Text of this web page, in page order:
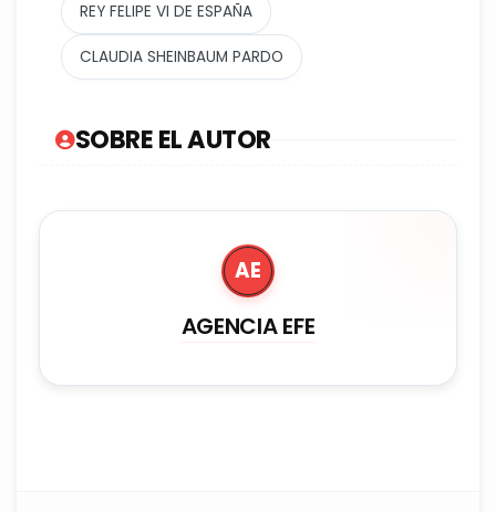
REY FELIPE VI DE ESPAÑA
CLAUDIA SHEINBAUM PARDO
SOBRE EL AUTOR
AE
AGENCIA EFE